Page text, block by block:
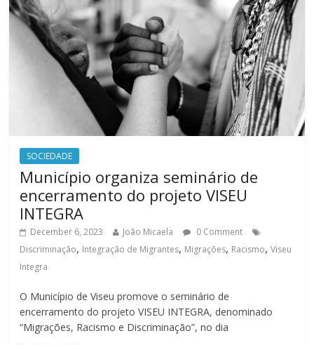
SOCIEDADE
Município organiza seminário de
encerramento do projeto VISEU
INTEGRA
December 6, 2023 João Micaela
0 Comment
Discriminação, Integração de Migrantes, Migrações, Racismo,Viseu
Integra
O Município de Viseu promove o seminário de
encerramento do projeto VISEU INTEGRA, denominado
“Migrações, Racismo e Discriminação”, no dia